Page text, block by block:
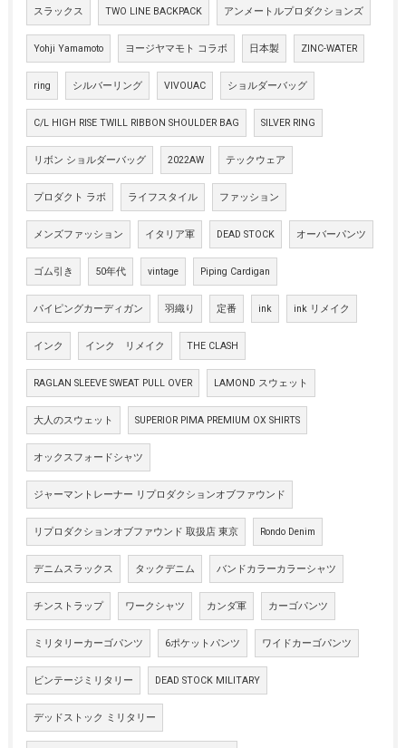
スラックス TWO LINE BACKPACK アンメートルプロダクションズ
Yohji Yamamoto ヨージヤマモト コラボ 日本製 ZINC-WATER
ring シルバーリング VIVOUAC ショルダーバッグ
C/L HIGH RISE TWILL RIBBON SHOULDER BAG SILVER RING
リボン ショルダーバッグ 2022AW テックウェア
プロダクト ラボ ライフスタイル ファッション
メンズファッション イタリア軍 DEAD STOCK オーバーパンツ
ゴム引き 50年代 vintage Piping Cardigan
パイピングカーディガン 羽織り 定番 ink ink リメイク
インク インク リメイク THE CLASH
RAGLAN SLEEVE SWEAT PULL OVER LAMOND スウェット
大人のスウェット SUPERIOR PIMA PREMIUM OX SHIRTS
オックスフォードシャツ
ジャーマントレーナー リプロダクションオブファウンド
リプロダクションオブファウンド 取扱店 東京 Rondo Denim
デニムスラックス タックデニム バンドカラーカラーシャツ
チンストラップ ワークシャツ カンダ軍 カーゴパンツ
ミリタリーカーゴパンツ 6ポケットパンツ ワイドカーゴパンツ
ビンテージミリタリー DEAD STOCK MILITARY
デッドストック ミリタリー